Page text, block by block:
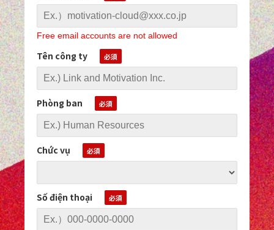
Free email accounts are not allowed
Tên công ty
Phòng ban
Chức vụ
Số điện thoại